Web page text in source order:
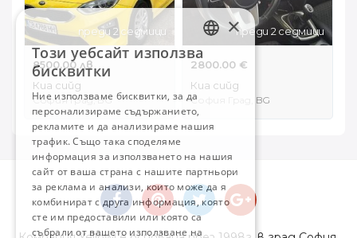
преди 2 седмици
8500.00 лв
Киа сийд
София Град, BG
преди 2 седмици
2800.00 €
Киа сийд
София Град, BG
BULGARIAN
ENGLISH
×
Този уебсайт използва
бисквитки
Ние използваме бисквитки, за да
персонализираме съдържанието,
рекламите и да анализираме нашия
трафик. Също така споделяме
информация за използването на нашия
сайт от ваша страна с нашите партньори
за реклама и анализи, които може да я
комбинират с друга информация, която
сте им предоставили или която са
събрали от вашето използване на